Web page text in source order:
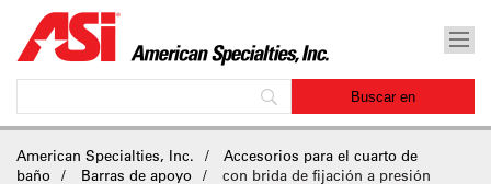
American Specialties, Inc.
Accesorios para el cuarto de
baño
Barras de apoyo
con brida de fijación a presión